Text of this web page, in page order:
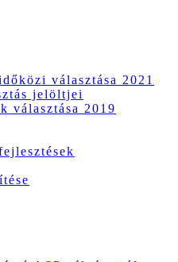
választása 2021
jelöltjei
választása 2019